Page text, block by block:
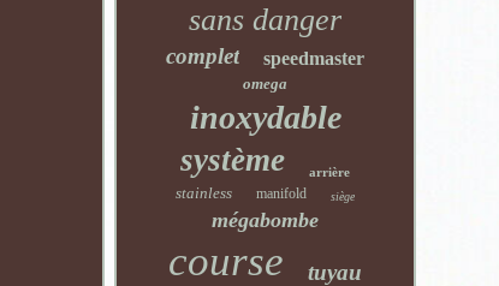
sans danger
complet speedmaster
omega
inoxydable
système arrière
stainless manifold siège
mégabombe
course tuyau